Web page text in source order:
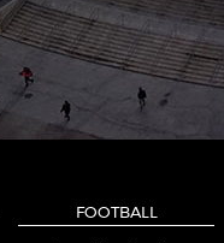
FOOTBALL